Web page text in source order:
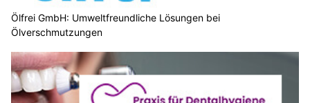
Ölfrei GmbH: Umweltfreundliche Lösungen bei
Ölverschmutzungen